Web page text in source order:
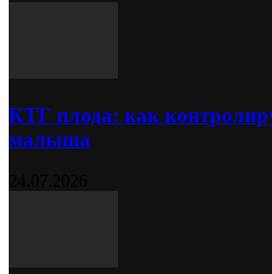
КТГ плода: как
малыша